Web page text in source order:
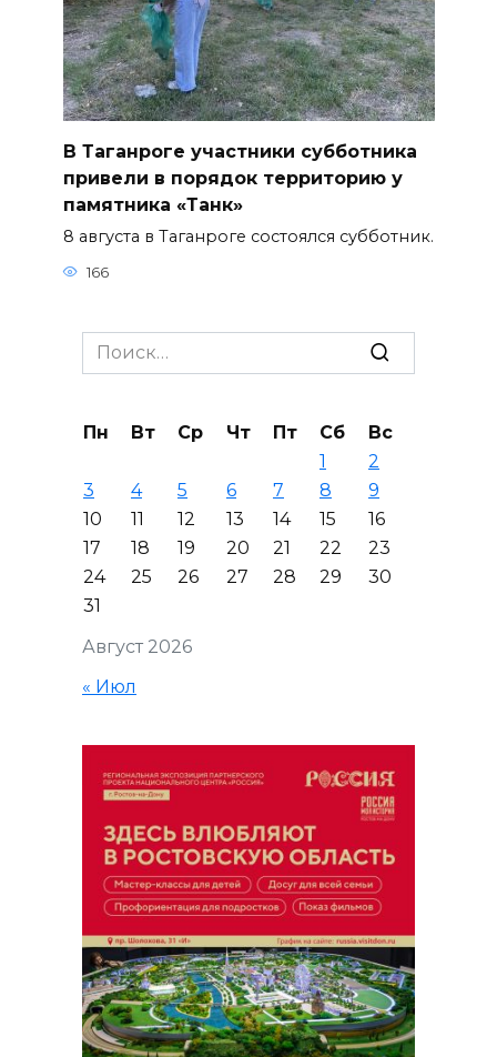
В Таганроге участники субботника
привели в порядок территорию у
памятника «Танк»
8 августа в Таганроге состоялся субботник.
166
Search
for:
Август 2026
Пн Вт Ср Чт Пт Сб
Вс
1
2
3
4 5 6 7 8
9
10
11 12 13 14 15
16
17
18 19 20 21 22
23
24
25 26 27 28 29
30
31
« Июл